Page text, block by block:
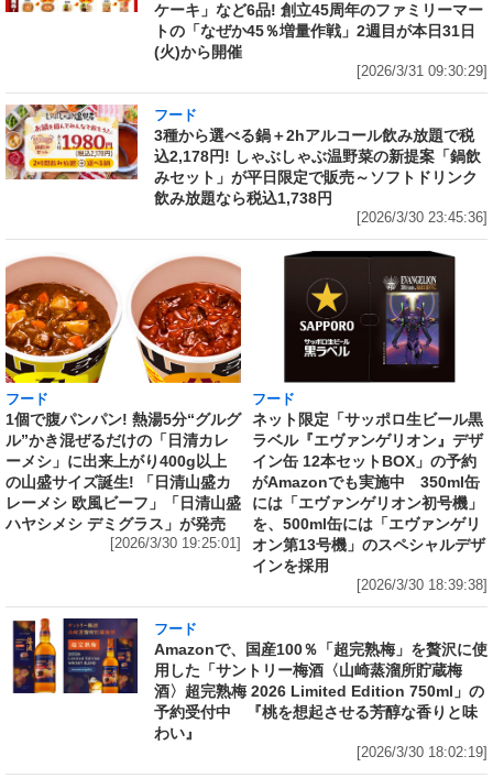
ケーキ」など6品! 創立45周年のファミリーマー
トの「なぜか45％増量作戦」2週目が本日31日
(火)から開催
[2026/3/31 09:30:29]
フード
3種から選べる鍋＋2hアルコール飲み放題で税
込2,178円! しゃぶしゃぶ温野菜の新提案「鍋飲
みセット」が平日限定で販売～ソフトドリンク
飲み放題なら税込1,738円
[2026/3/30 23:45:36]
フード
1個で腹パンパン! 熱湯5分“グルグ
ル”かき混ぜるだけの「日清カレ
ーメシ」に出来上がり400g以上
の山盛サイズ誕生! 「日清山盛カ
レーメシ 欧風ビーフ」「日清山盛
ハヤシメシ デミグラス」が発売
[2026/3/30 19:25:01]
フード
ネット限定「サッポロ生ビール黒
ラベル『エヴァンゲリオン』デザ
イン缶 12本セットBOX」の予約
がAmazonでも実施中 350ml缶
には「エヴァンゲリオン初号機」
を、500ml缶には「エヴァンゲリ
オン第13号機」のスペシャルデザ
インを採用
[2026/3/30 18:39:38]
フード
Amazonで、国産100％「超完熟梅」を贅沢に使
用した「サントリー梅酒〈山崎蒸溜所貯蔵梅
酒〉超完熟梅 2026 Limited Edition 750ml」の
予約受付中 『桃を想起させる芳醇な香りと味
わい』
[2026/3/30 18:02:19]